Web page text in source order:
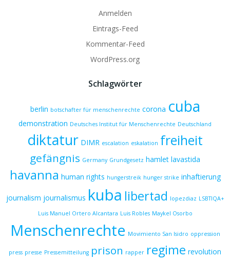
Anmelden
Eintrags-Feed
Kommentar-Feed
WordPress.org
Schlagwörter
berlin botschafter für menschenrechte corona cuba
demonstration Deutsches Institut für Menschenrechte Deutschland
diktatur DIMR escalation eskalation freiheit
gefängnis Germany Grundgesetz hamlet lavastida
havanna human rights hungerstreik hunger strike inhaftierung
journalism journalismus kuba libertad lopezdiaz LSBTIQA+
Luis Manuel Ortero Alcantara Luis Robles Maykel Osorbo
Menschenrechte Movimiento San Isidro oppression
press presse Pressemitteilung prison rapper regime revolution